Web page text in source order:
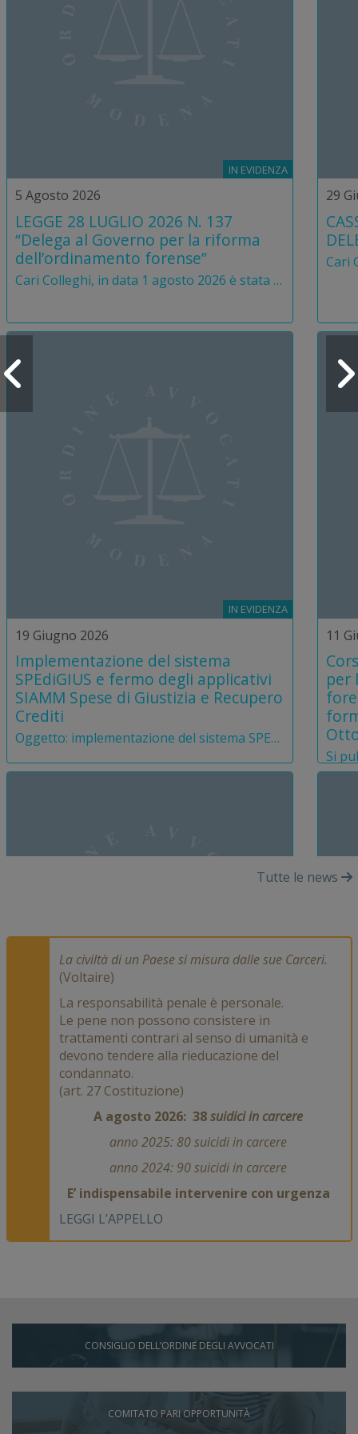
IN EVIDENZA
5 Agosto 2026
LEGGE 28 LUGLIO 2026 N. 137
“Delega al Governo per la riforma
dell’ordinamento forense”
Cari Colleghi, in data 1 agosto 2026 è stata pubblicata sulla Gazzetta Ufficiale la Legge Delega di riforma dell’ordinamento forense. In allegato trovate il testo. Un saluto caro e buone ferie a tutti. Il Consiglio Legge 28 luglio 2026, n. 137
29
IN EVIDENZA
19 Giugno 2026
Implementazione del sistema
SPEdiGIUS e fermo degli applicativi
SIAMM Spese di Giustizia e Recupero
Crediti
Oggetto: implementazione del sistema SPEdiGIUS e fermo degli applicativi SIAMM Spese di Giustizia e Recupero Crediti Cari Colleghi, con circolare prot. m_dg-DAG.08.05.2026.97273.U, il Ministero della Giustizia ha comunicato l’avvio della procedura di switch-off del sistema SIAMM per i servizi del Recupero Crediti e delle Spese di Giustizia, in favore del nuovo applicativo SPEdiGIUS – Spese […]
11
per
IN EVIDENZA
26 Maggio 2026
DELIBERA 25 MAGGIO 2026 –
COMUNICATO
Cari Colleghi, Vi inviamo la delibera del Consiglio sui fatti del 16 maggio. Il Presidente […]
Tutte le news
La civiltà di un Paese si misura dalle sue Carceri.
(Voltaire)
La responsabilità penale è personale.
Le pene non possono consistere in
trattamenti contrari al senso di umanità e
devono tendere alla rieducazione del
condannato.
(art. 27 Costituzione)
A agosto 2026: 38suidici in carcere
anno 2025: 80 suicidi in carcere
anno 2024: 90 suicidi in carcere
E’ indispensabile intervenire con urgenza
LEGGI L’APPELLO
CONSIGLIO DELL’ORDINE DEGLI AVVOCATI
COMITATO PARI OPPORTUNITÀ